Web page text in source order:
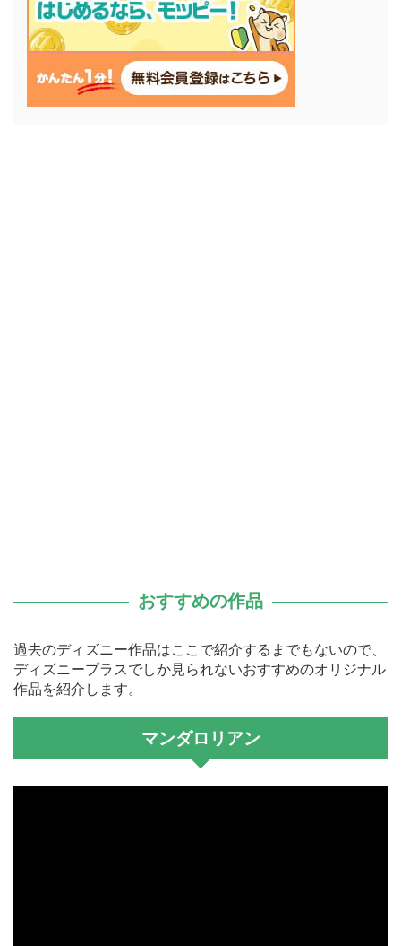
おすすめの作品
過去のディズニー作品はここで紹介するまでもないので、
ディズニープラスでしか見られないおすすめのオリジナル
作品を紹介します。
マンダロリアン